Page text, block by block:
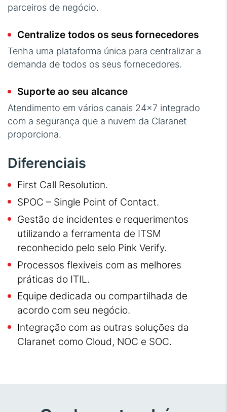
parceiros de negócio.
Centralize todos os seus fornecedores
Tenha uma plataforma única para centralizar a
demanda de todos os seus fornecedores.
Suporte ao seu alcance
Atendimento em vários canais 24x7 integrado
com a segurança que a nuvem da Claranet
proporciona.
Diferenciais
First Call Resolution.
SPOC – Single Point of Contact.
Gestão de incidentes e requerimentos
utilizando a ferramenta de ITSM
reconhecido pelo selo Pink Verify.
Processos flexíveis com as melhores
práticas do ITIL.
Equipe dedicada ou compartilhada de
acordo com seu negócio.
Integração com as outras soluções da
Claranet como Cloud, NOC e SOC.